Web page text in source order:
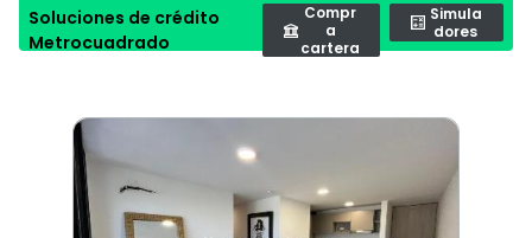
Soluciones de crédito
Metrocuadrado
Compr
a
cartera
Simula
dores